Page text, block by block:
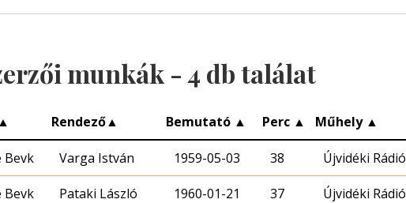
munkák - 4 db találat
▲ Rendező▲ Bemutató ▲ Perc ▲ Műhely ▲
Bevk Varga István 1959-05-03 38 Újvidéki Rádió
Bevk Pataki László 1960-01-21 37 Újvidéki Rádió